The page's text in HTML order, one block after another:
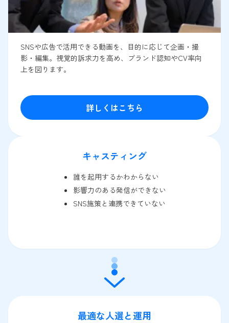
SNSや広告で活用できる動画を、目的に応じて企画・撮
影・編集。視覚的訴求力を高め、ブランド認知やCV率向
上を図ります。
詳しくはこちら
キャスティング
誰を起用するかわからない
影響力のある発信ができない
SNS施策と連携できていない
最適な人選と運用